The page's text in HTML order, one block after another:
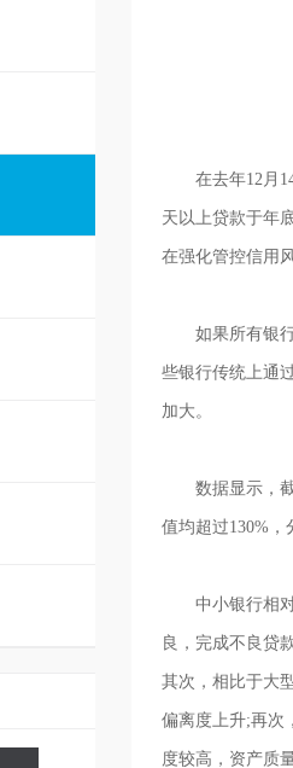
在去年12月14
天以上贷款于年
在强化管控信用
如果所有银行
些银行传统上通
加大。
数据显示，截
值均超过130%，
中小银行相对
良，完成不良贷
其次，相比于大
偏离度上升;再次
度较高，资产质